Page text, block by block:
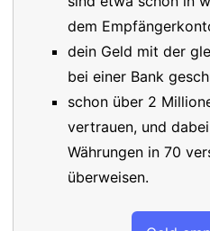
dem
dein Geld mit der
bei einer Bank
schon über 2
vertrauen, und
Währungen in 70
überweisen.